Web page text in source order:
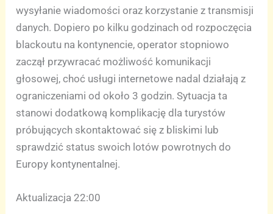
wysyłanie wiadomości oraz korzystanie z transmisji
danych. Dopiero po kilku godzinach od rozpoczęcia
blackoutu na kontynencie, operator stopniowo
zaczął przywracać możliwość komunikacji
głosowej, choć usługi internetowe nadal działają z
ograniczeniami od około 3 godzin. Sytuacja ta
stanowi dodatkową komplikację dla turystów
próbujących skontaktować się z bliskimi lub
sprawdzić status swoich lotów powrotnych do
Europy kontynentalnej.
Aktualizacja 22:00